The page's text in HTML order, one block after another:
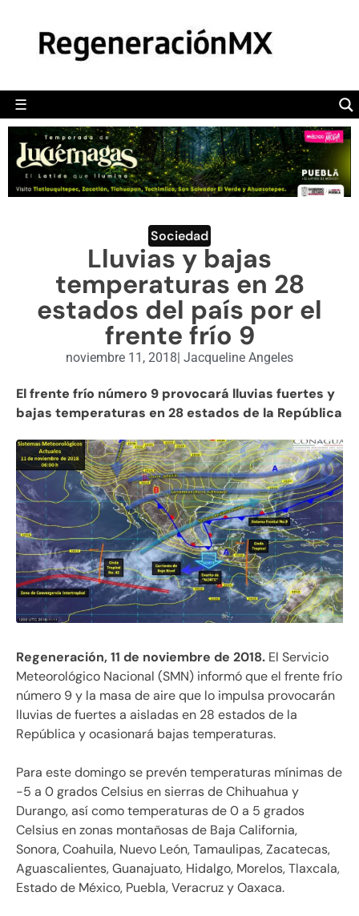
☰
POLÍTICA
CAMALEÓN
OPINIÓN
DEPORTES
ENGLISH SECTION
VIDEOS
Sociedad
Lluvias y bajas
temperaturas en 28
estados del país por el
frente frío 9
noviembre 11, 2018| Jacqueline Angeles
El frente frío número 9 provocará lluvias fuertes y
bajas temperaturas en 28 estados de la República
Regeneración, 11 de noviembre de 2018. El Servicio
Meteorológico Nacional (SMN) informó que el frente frío
número 9 y la masa de aire que lo impulsa provocarán
lluvias de fuertes a aisladas en 28 estados de la
República y ocasionará bajas temperaturas.
Para este domingo se prevén temperaturas mínimas de
-5 a 0 grados Celsius en sierras de Chihuahua y
Durango, así como temperaturas de 0 a 5 grados
Celsius en zonas montañosas de Baja California,
Sonora, Coahuila, Nuevo León, Tamaulipas, Zacatecas,
Aguascalientes, Guanajuato, Hidalgo, Morelos, Tlaxcala,
Estado de México, Puebla, Veracruz y Oaxaca.